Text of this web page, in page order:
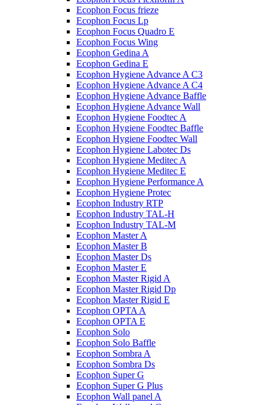
Ecophon Focus frieze
Ecophon Focus Lp
Ecophon Focus Quаdro E
Ecophon Focus Wing
Ecophon Gedina A
Ecophon Gedina E
Ecophon Hygiene Advance A C3
Ecophon Hygiene Advance A C4
Ecophon Hygiene Advance Baffle
Ecophon Hygiene Advance Wall
Ecophon Hygiene Foodtec A
Ecophon Hygiene Foodtec Baffle
Ecophon Hygiene Foodtec Wall
Ecophon Hygiene Labotec Ds
Ecophon Hygiene Meditec A
Ecophon Hygiene Meditec E
Ecophon Hygiene Performance A
Ecophon Hygiene Proteс
Ecophon Industry RTP
Ecophon Industry TAL-H
Ecophon Industry TAL-M
Ecophon Master A
Ecophon Master B
Ecophon Master Ds
Ecophon Master E
Ecophon Master Rigid A
Ecophon Master Rigid Dp
Ecophon Master Rigid E
Ecophon OPTA A
Ecophon OPTA E
Ecophon Solo
Ecophon Solo Baffle
Ecophon Sombra A
Ecophon Sombra Ds
Ecophon Super G
Ecophon Super G Plus
Ecophon Wall panel A